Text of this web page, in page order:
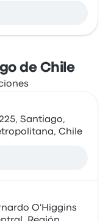
de Chile
Santiago,
Chile
O'Higgins